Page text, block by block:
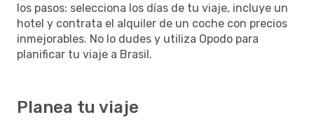
los pasos: selecciona los días de tu viaje, incluye un
hotel y contrata el alquiler de un coche con precios
inmejorables. No lo dudes y utiliza Opodo para
planificar tu viaje a Brasil.
Planea tu viaje